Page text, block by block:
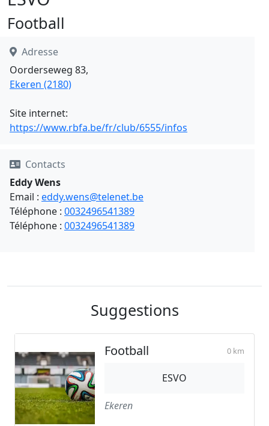
Football
Adresse
Oorderseweg 83,
Ekeren (2180)
Site internet:
https://www.rbfa.be/fr/club/6555/infos
Contacts
Eddy Wens
Email : eddy.wens@telenet.be
Téléphone : 0032496541389
Téléphone : 0032496541389
Suggestions
Football 0 km
ESVO
Ekeren